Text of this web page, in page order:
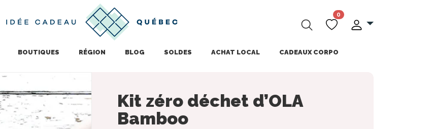
0
BOUTIQUES RÉGION BLOG SOLDES ACHAT LOCAL CADEAUX CORPO
Kit zéro déchet d’OLA
Bamboo